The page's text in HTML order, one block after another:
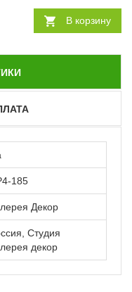
В корзину
185
Декор
Студия
декор